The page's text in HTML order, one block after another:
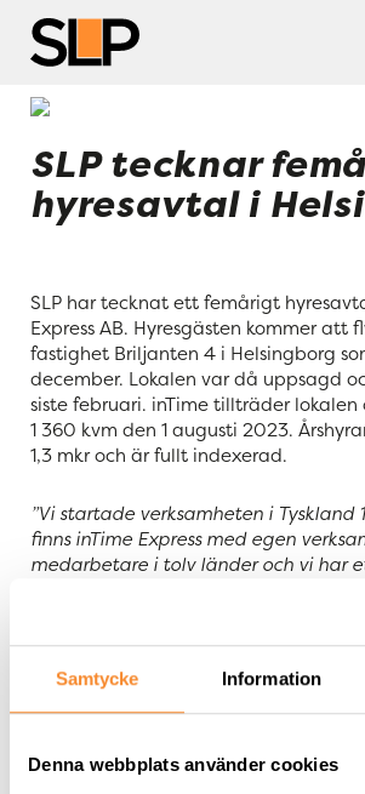
Samtycke Information
Denna webbplats använder cookies
SLP tecknar
hyresavtal i
SLP har tecknat ett femårigt
Express AB. Hyresgästen kommer att
fastighet Briljanten 4 i Helsingborg
december. Lokalen var då uppsagd
siste februari. inTime tillträder
1 360 kvm den 1 augusti 2023.
1,3 mkr och är fullt indexerad.
”Vi startade verksamheten i Tyskland
finns inTime Express med egen
medarbetare i tolv länder och vi har
i Helsingborg utvecklas bra och vi
flytta in i större och moderna lokaler”,
Fischer, vd på inTime Express.
ligger i Helsingborgs logistikläge Väla